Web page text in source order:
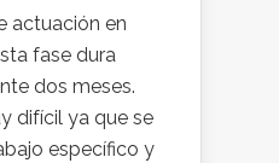
actuación en
fase dura
dos meses.
difícil ya que se
específico y